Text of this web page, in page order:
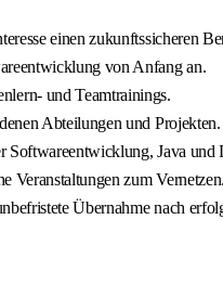
einen zukunftssicheren
von Anfang an.
und Teamtrainings.
Abteilungen und Projekten.
Softwareentwicklung, Java und
Veranstaltungen zum Vernetzen.
Übernahme nach